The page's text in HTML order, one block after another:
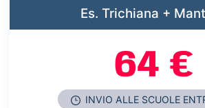
Es. Trichiana +
64 €
INVIO ALLE SCUOLE